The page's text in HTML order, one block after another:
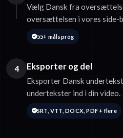
Vælg Dansk fra
oversættelsen i vores side-
55+ målsprog
4 Eksporter og del
Eksporter Dansk
undertekster ind i din video.
SRT, VTT, DOCX, PDF + flere